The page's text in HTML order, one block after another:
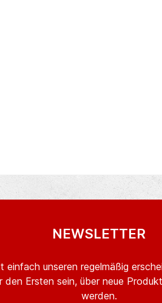
NEWSLETTER
einfach unseren regelmäßig
den Ersten sein, über neue
werden.